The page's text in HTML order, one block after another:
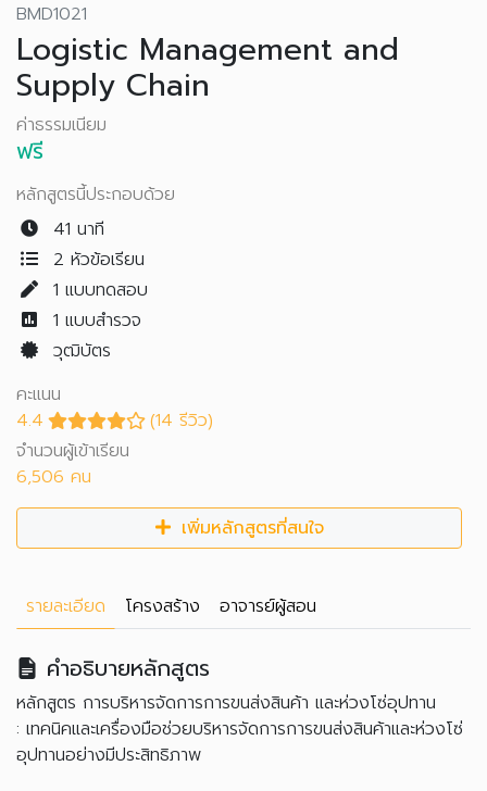
BMD1021
Logistic Management and
Supply Chain
ค่าธรรมเนียม
ฟรี
หลักสูตรนี้ประกอบด้วย
41 นาที
2 หัวข้อเรียน
1 แบบทดสอบ
1 แบบสำรวจ
วุฒิบัตร
คะแนน
4.4
(14 รีวิว)
จำนวนผู้เข้าเรียน
6,506 คน
เพิ่มหลักสูตรที่สนใจ
รายละเอียด โครงสร้าง อาจารย์ผู้สอน
คำอธิบายหลักสูตร
หลักสูตร การบริหารจัดการการขนส่งสินค้า และห่วงโซ่อุปทาน
: เทคนิคและเครื่องมือช่วยบริหารจัดการการขนส่งสินค้าและห่วงโซ่
อุปทานอย่างมีประสิทธิภาพ